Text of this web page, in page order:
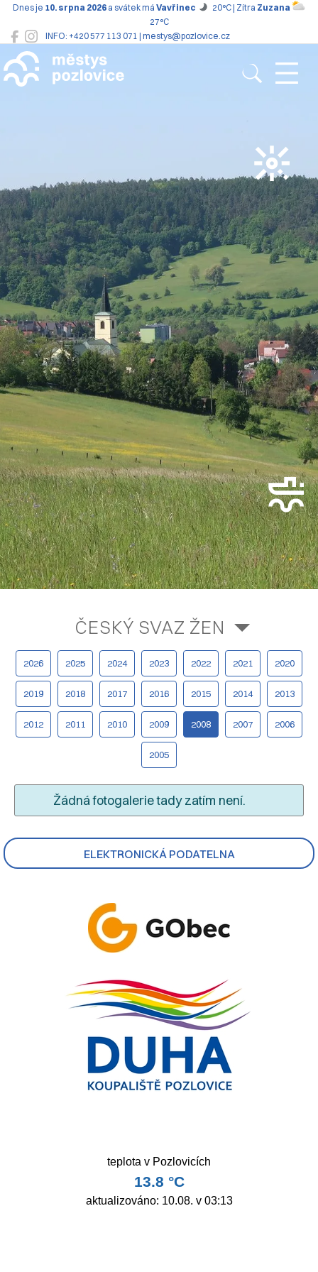
INFO: +420 577 113 071 | mestys@pozlovice.cz
Dnes je 10. srpna 2026a svátek má Vavřinec 20°C | Zítra Zuzana
27°C
Pozlovice
ELEKTRONICKÁ PODATELNA
ČESKÝ SVAZ ŽEN
2026 2025 2024 2023 2022 2021 2020
2019 2018 2017 2016 2015 2014 2013
2012 2011 2010 2009 2008 2007 2006
2005
Žádná fotogalerie tady zatím není.